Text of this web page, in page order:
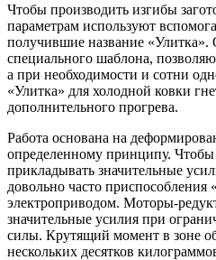
Чтобы производить изгибы
параметрам используют
получившие название «Улитка».
специального шаблона,
а при необходимости и сотни
«Улитка» для холодной ковки
дополнительного прогрева.
Работа основана на
определенному принципу.
прикладывать значительные
довольно часто
электроприводом. Моторы-
значительные усилия при
силы. Крутящий момент в зоне
нескольких десятков